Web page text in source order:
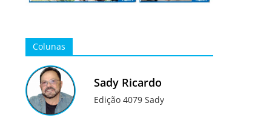
Colunas
Sady Ricardo
Edição 4079 Sady